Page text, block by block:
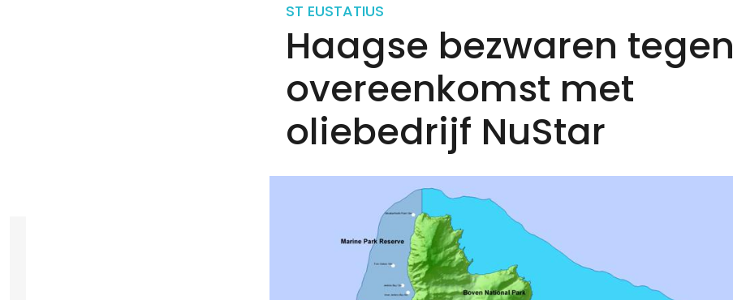
ST EUSTATIUS
Haagse bezwaren tegen
overeenkomst met
oliebedrijf NuStar